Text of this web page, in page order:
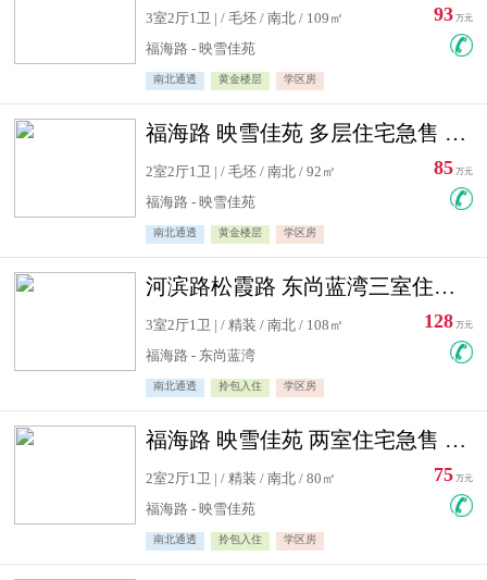
3室2厅1卫 | / 毛坯 / 南北 / 109㎡
福海路 - 映雪佳苑
南北通透 黄金楼层 学区房
93 万元
福海路 映雪佳苑 多层住宅急售 可公积金贷款
2室2厅1卫 | / 毛坯 / 南北 / 92㎡
福海路 - 映雪佳苑
南北通透 黄金楼层 学区房
85 万元
河滨路松霞路 东尚蓝湾三室住宅急售
3室2厅1卫 | / 精装 / 南北 / 108㎡
福海路 - 东尚蓝湾
南北通透 拎包入住 学区房
128 万元
福海路 映雪佳苑 两室住宅急售 可公积金贷款
2室2厅1卫 | / 精装 / 南北 / 80㎡
福海路 - 映雪佳苑
南北通透 拎包入住 学区房
75 万元